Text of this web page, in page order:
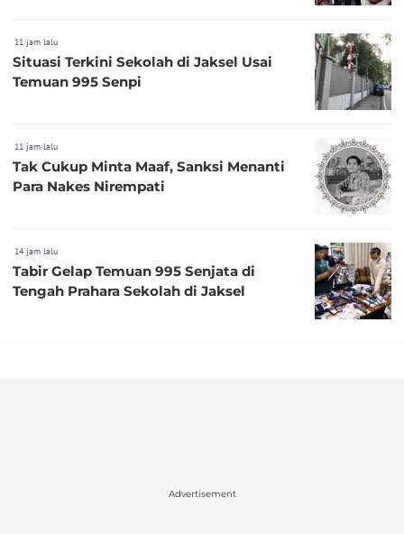
11 jam lalu
Situasi Terkini Sekolah di Jaksel Usai
Temuan 995 Senpi
11 jam lalu
Tak Cukup Minta Maaf, Sanksi Menanti
Para Nakes Nirempati
14 jam lalu
Tabir Gelap Temuan 995 Senjata di
Tengah Prahara Sekolah di Jaksel
Advertisement